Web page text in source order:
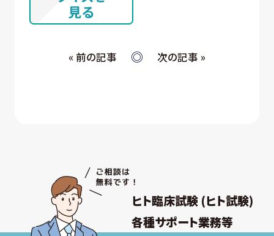
③ 商談・打ち合わせ・契約の履行
④ 当社が委託された業務の遂行
(ウ) 従業員・役員 (過去に従業員・役員であった者を
与支払その他の労務管理
③ 福利厚生、教育研修、安全衛生管理
取得した個人情報について上記以外の目的外
利用を行わず、またそのための措置を講じます。
« 前の記事 次の記事 »
ヒト臨床試験 (ヒト試験)
各種サポート業務等